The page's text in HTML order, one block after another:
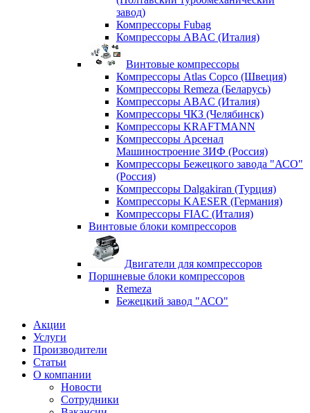
завод)
Компрессоры Fubag
Компрессоры ABAC (Италия)
Винтовые компрессоры
Компрессоры Atlas Copco (Швеция)
Компрессоры Remeza (Беларусь)
Компрессоры ABAC (Италия)
Компрессоры ЧКЗ (Челябинск)
Компрессоры KRAFTMANN
Компрессоры Арсенал
Машиностроение ЗИФ (Россия)
Компрессоры Бежецкого завода "АСО"
(Россия)
Компрессоры Dalgakiran (Турция)
Компрессоры KAESER (Германия)
Компрессоры FIAC (Италия)
Винтовые блоки компрессоров
Двигатели для компрессоров
Поршневые блоки компрессоров
Remeza
Бежецкий завод "АСО"
Акции
Услуги
Производители
Статьи
О компании
Новости
Сотрудники